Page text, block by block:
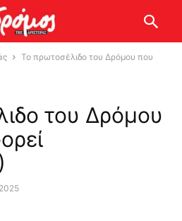
Το πρωτοσέλιδο του Δρόμου που
του Δρόμου